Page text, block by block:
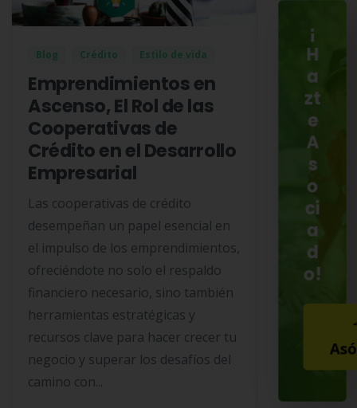
Blog Crédito Estilo de vida
Emprendimientos en
Ascenso, El Rol de las
Cooperativas de
Crédito en el Desarrollo
Empresarial
Las cooperativas de crédito
desempeñan un papel esencial en
el impulso de los emprendimientos,
ofreciéndote no solo el respaldo
financiero necesario, sino también
herramientas estratégicas y
recursos clave para hacer crecer tu
negocio y superar los desafíos del
camino con...
¡
H
a
zt
e
A
s
o
ci
a
d
o!